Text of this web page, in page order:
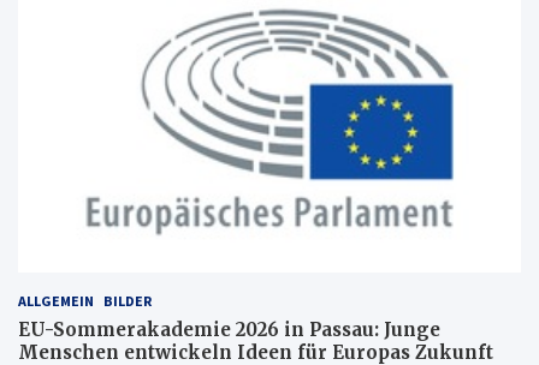
ALLGEMEIN BILDER
EU-Sommerakademie 2026 in Passau: Junge
Menschen entwickeln Ideen für Europas Zukunft